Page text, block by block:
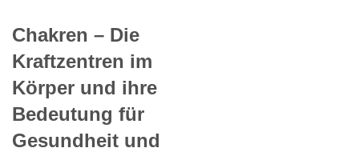
Chakren – Die
Kraftzentren im
Körper und ihre
Bedeutung für
Gesundheit und